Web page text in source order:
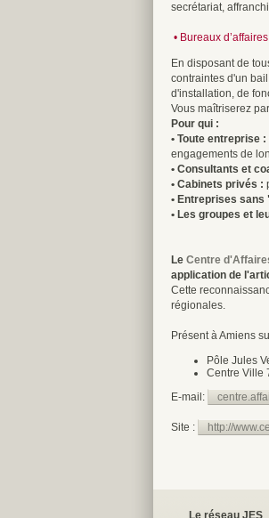
secrétariat,
• Bureaux d’affaires
En disposant de
contraintes d'un
d'installation, de
Vous maîtriserez
Pour qui :
• Toute entreprise :
engagements de
• Consultants et
• Cabinets privés :
• Entreprises
• Les groupes et
Le Centre
application de
Cette
régionales.
Présent à Amiens
Pôle Jules
Centre Ville
E-mail:
Site : http://
Le réseau JES